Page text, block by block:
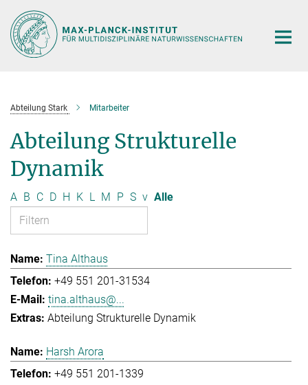
Hauptinhalt
Abteilung Stark Mitarbeiter
Abteilung Strukturelle
Dynamik
A B C D H K L M P S v Alle
Tina Althaus
+49 551 201-31534
tina.althaus@...
Abteilung Strukturelle Dynamik
Harsh Arora
+49 551 201-1339